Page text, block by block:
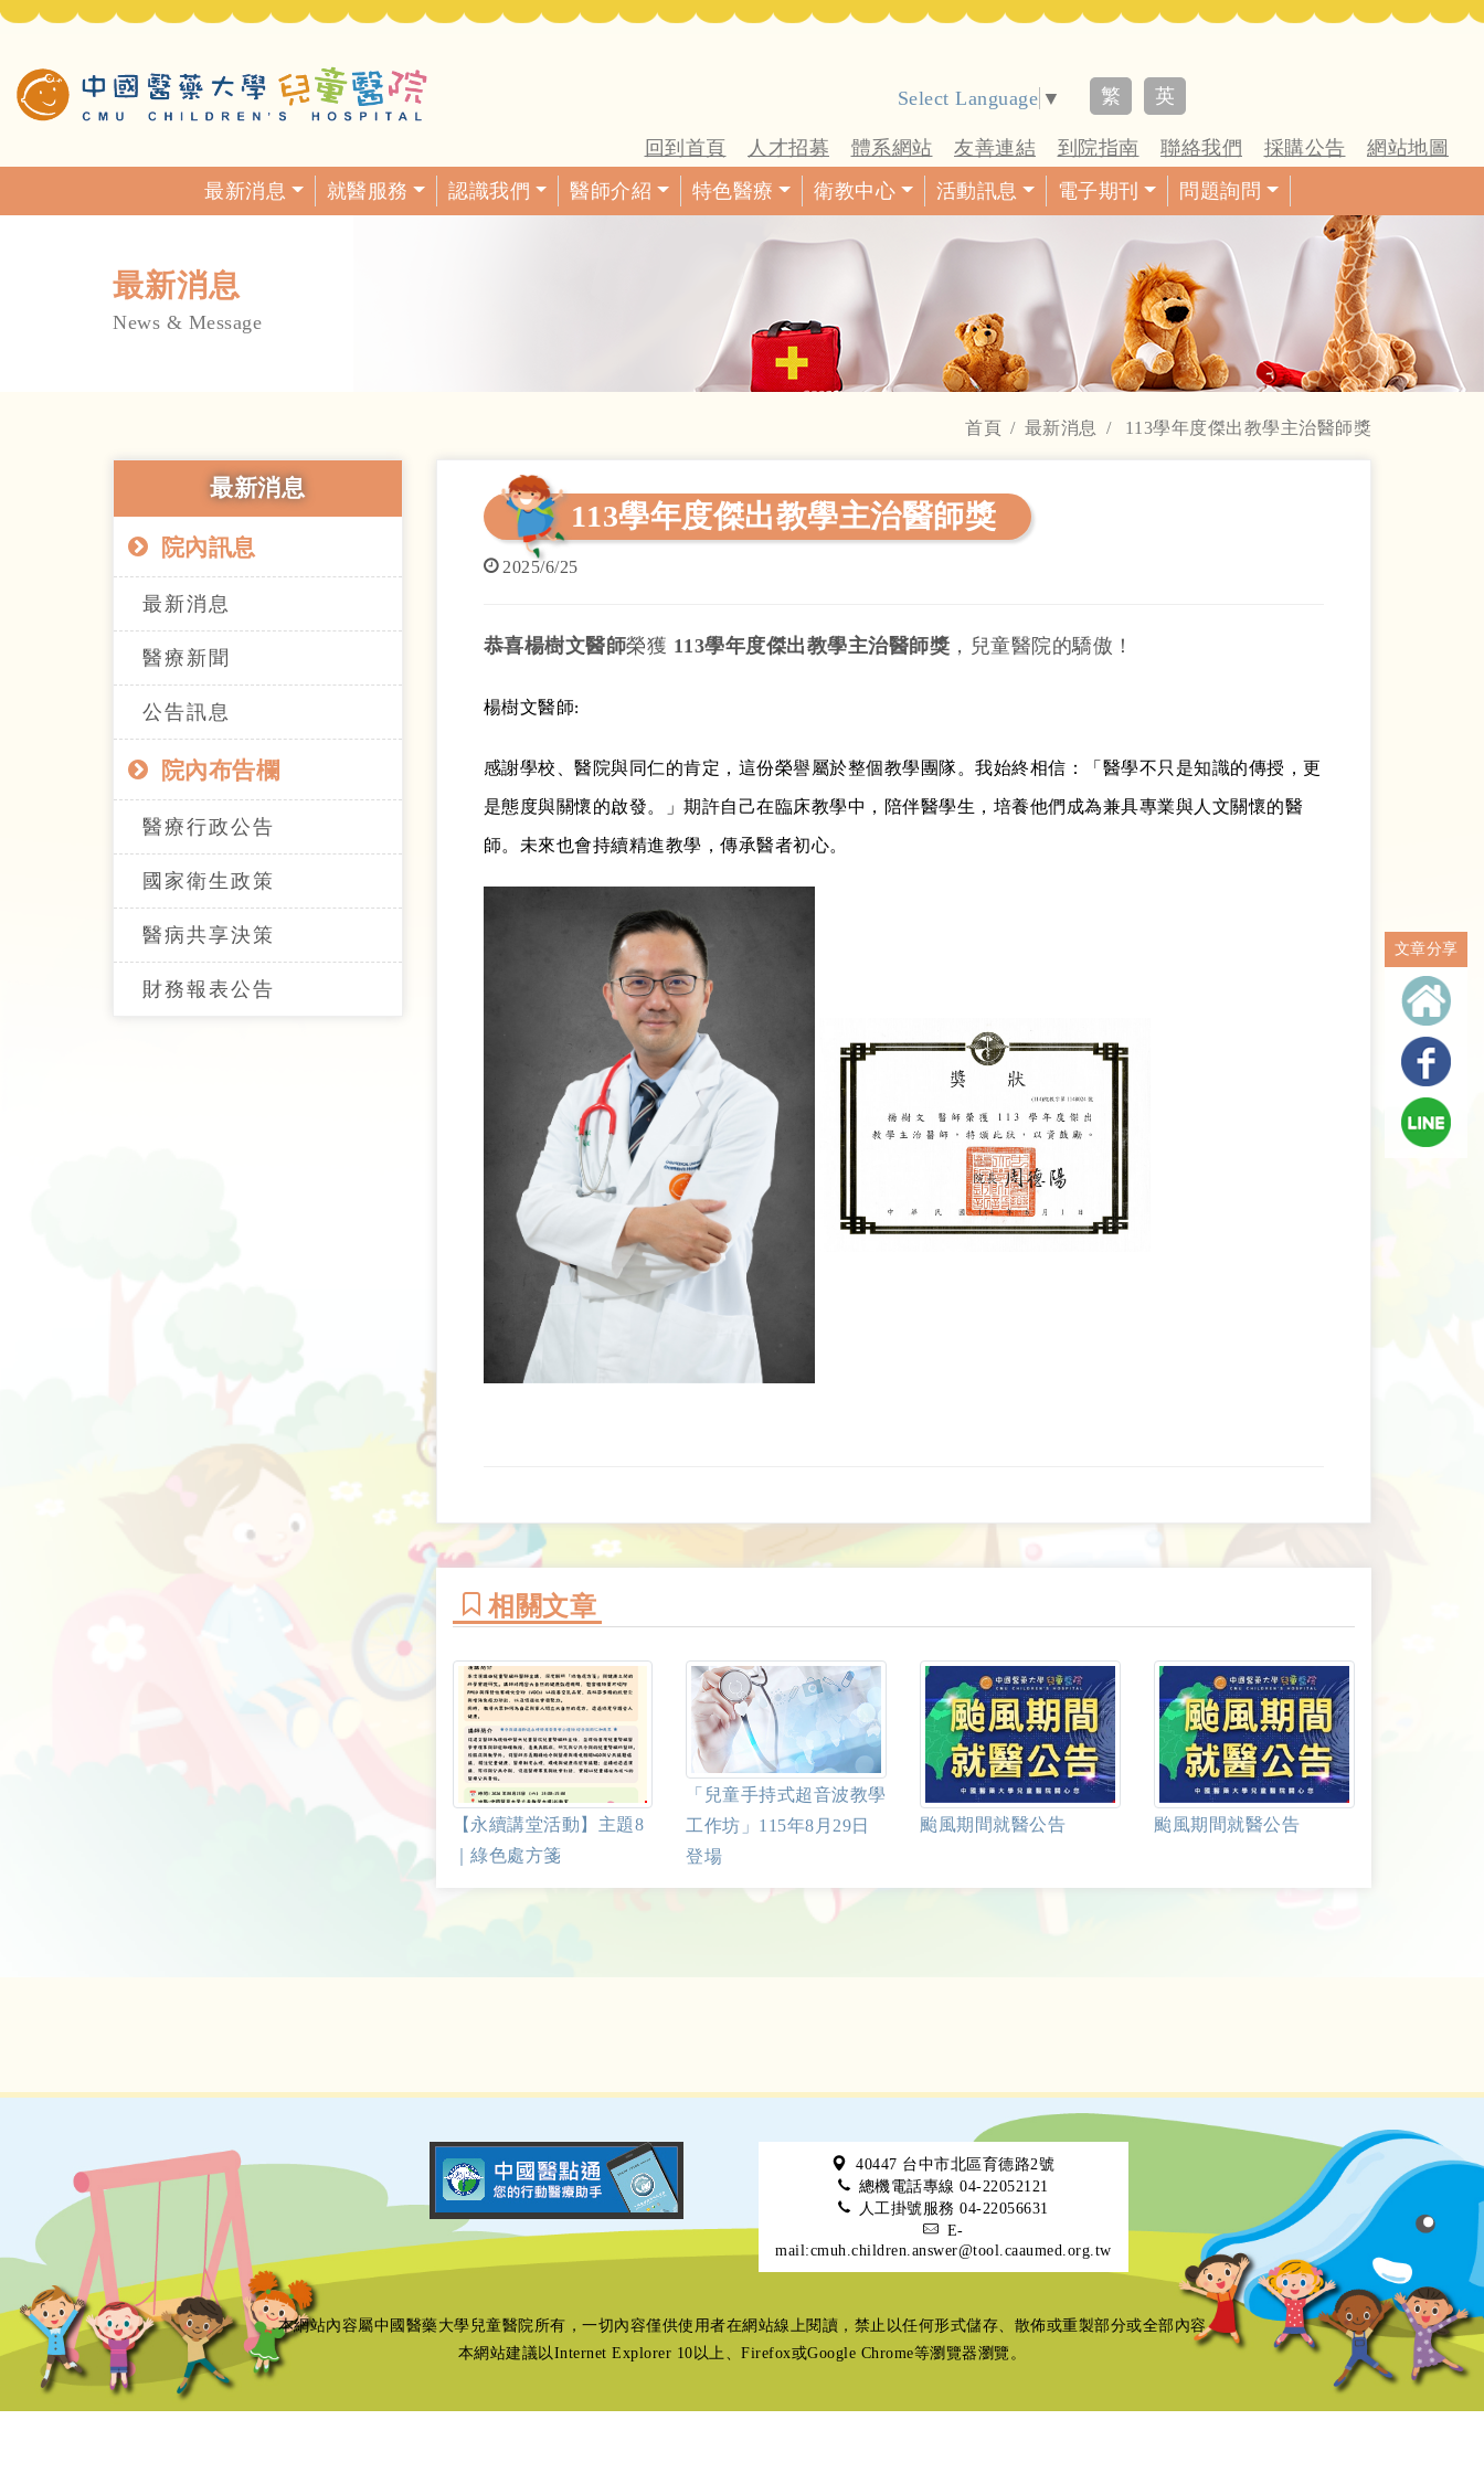
Select Language ▼ 繁 英
回到首頁 人才招募 體系網站 友善連結 到院指南 聯絡我們 採購公告
網站地圖
最新消息
就醫服務 認識我們 醫師介紹 特色醫療 衛教中心 活動訊息 電子期刊 問題詢問
最新消息
News & Message
首頁 最新消息 113學年度傑出教學主治醫師獎
最新消息
院內訊息
最新消息
醫療新聞
公告訊息
院內布告欄
醫療行政公告
國家衛生政策
醫病共享決策
財務報表公告
113學年度傑出教學主治醫師獎
2025/6/25
文章分享
恭喜楊樹文醫師榮獲 113學年度傑出教學主治醫師獎 ，兒童醫院的驕傲！
楊樹文醫師:
感謝學校、醫院與同仁的肯定，這份榮譽屬於整個教學團隊。我始終相信：「醫學不只是知識的傳授，更
是態度與關懷的啟發。」期許自己在臨床教學中，陪伴醫學生，培養他們成為兼具專業與人文關懷的醫
師。未來也會持續精進教學，傳承醫者初心。
相關文章
【永續講堂活動】主題8
｜綠色處方箋
「兒童手持式超音波教學
工作坊」115年8月29日
登場
颱風期間就醫公告 颱風期間就醫公告
40447 台中市北區育德路2號
總機電話專線 04-22052121
人工掛號服務 04-22056631
E-
mail:cmuh.children.answer@tool.caaumed.org.tw
本網站內容屬中國醫藥大學兒童醫院所有，一切內容僅供使用者在網站線上閱讀，禁止以任何形式儲存、散佈或重製部分或全部內容
本網站建議以Internet Explorer 10以上、Firefox或Google Chrome等瀏覽器瀏覽。